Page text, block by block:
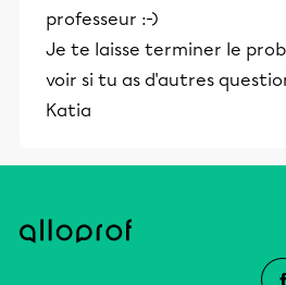
professeur :-)
Je te laisse terminer le
voir si tu as d'autres
Katia